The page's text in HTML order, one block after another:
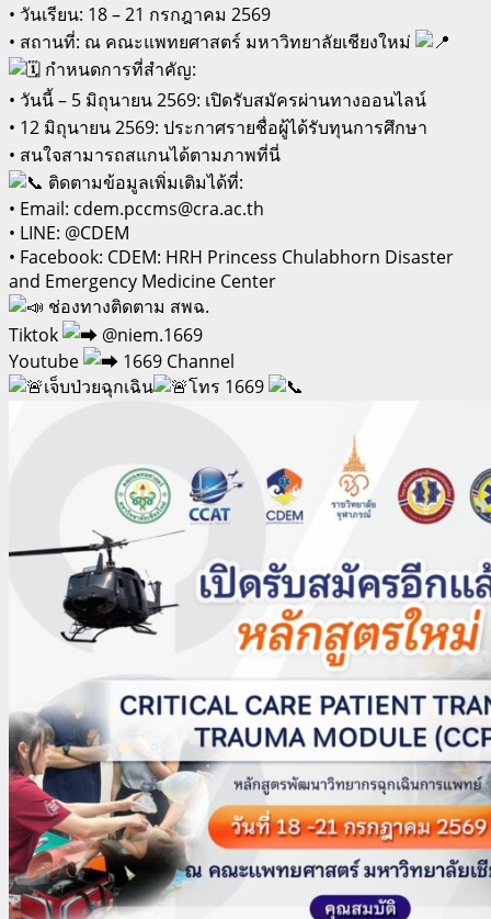
• วันเรียน: 18 – 21 กรกฎาคม 2569
• สถานที่: ณ คณะแพทยศาสตร์ มหาวิทยาลัยเชียงใหม่
กำหนดการที่สำคัญ:
• วันนี้ – 5 มิถุนายน 2569: เปิดรับสมัครผ่านทางออนไลน์
• 12 มิถุนายน 2569: ประกาศรายชื่อผู้ได้รับทุนการศึกษา
• สนใจสามารถสแกนได้ตามภาพที่นี่
ติดตามข้อมูลเพิ่มเติมได้ที่:
• Email: cdem.pccms@cra.ac.th
• LINE: @CDEM
• Facebook: CDEM: HRH Princess Chulabhorn Disaster
and Emergency Medicine Center
ช่องทางติดตาม สพฉ.
Tiktok
@niem.1669
Youtube
1669 Channel
เจ็บป่วยฉุกเฉิน
โทร 1669